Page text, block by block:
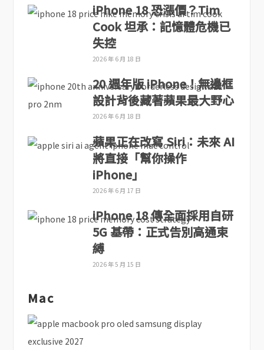
iPhone 18 恐漲價？Tim
Cook 坦承：記憶體危機已
失控
2026 年 6 月 18 日
20 週年版 iPhone！無邊框
設計背後藏著蘋果最大野心
2026 年 6 月 18 日
蘋果正在改寫 Siri：未來 AI
將直接「幫你操作
iPhone」
2026 年 6 月 17 日
iPhone 18 傳全面採用自研
5G 基帶：正式告別高通束
縛
2026 年 5 月 15 日
Mac